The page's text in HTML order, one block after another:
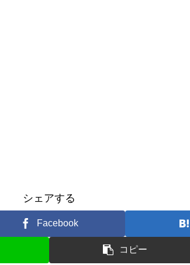
シェアする
Facebook
コピー